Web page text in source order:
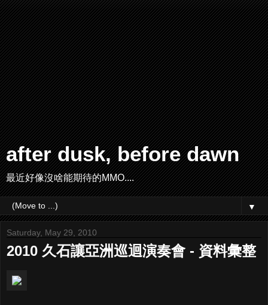
after dusk, before dawn
最近好像沒啥能期待的MMO....
▼
Saturday, May 29, 2010
2010 久石讓亞洲巡迴演奏會 - 資料彙整